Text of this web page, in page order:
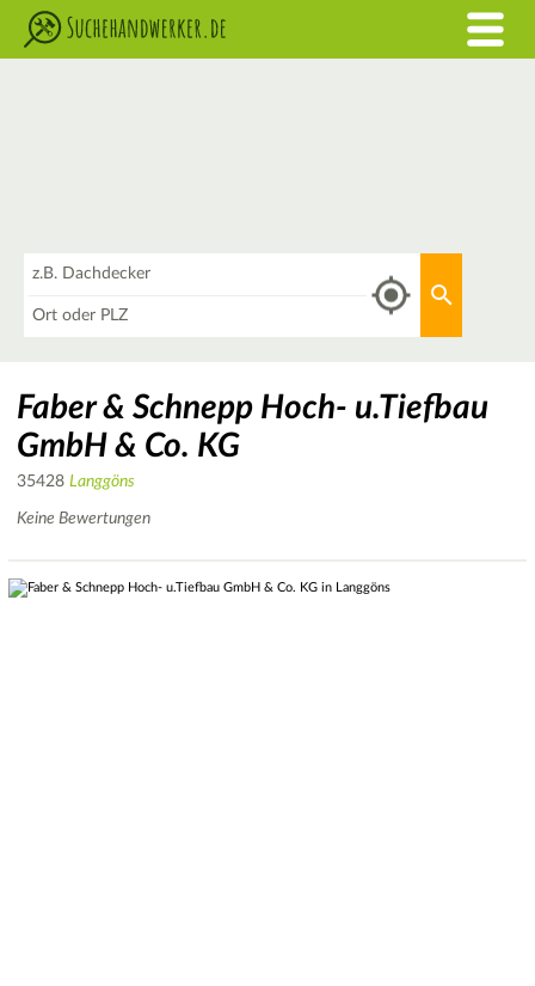
Faber & Schnepp Hoch- u.Tiefbau
GmbH & Co. KG
35428 Langgöns
Keine Bewertungen